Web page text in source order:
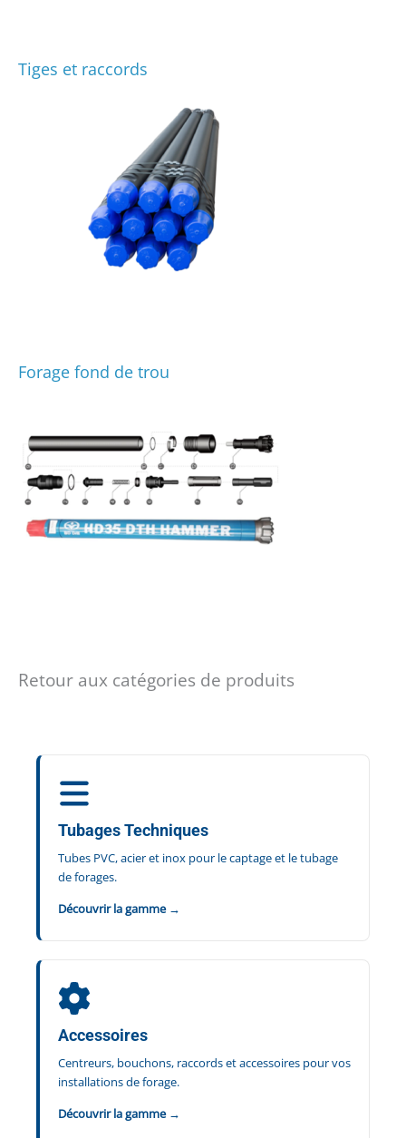
Tiges et raccords
Forage fond de trou
Retour aux catégories de produits
Tubages Techniques
Tubes PVC, acier et inox pour le captage et le tubage
de forages.
Découvrir la gamme →
Accessoires
Centreurs, bouchons, raccords et accessoires pour vos
installations de forage.
Découvrir la gamme →